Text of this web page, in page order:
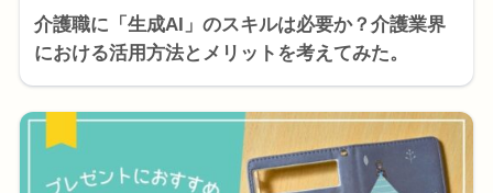
介護職に「生成AI」のスキルは必要か？介護業界
における活用方法とメリットを考えてみた。